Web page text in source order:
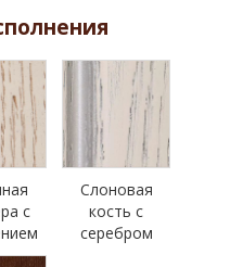
с
Слоновая
кость с
серебром